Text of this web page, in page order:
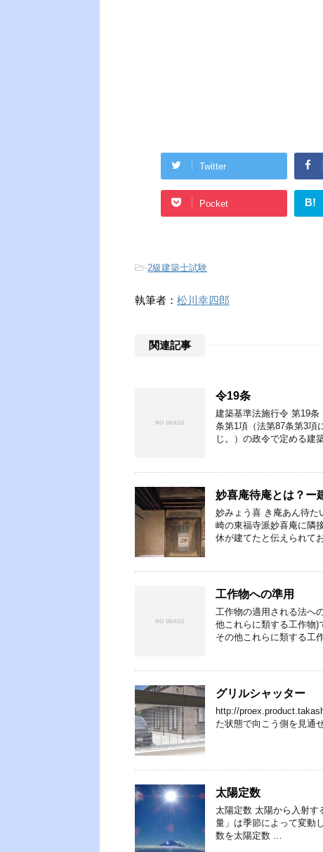
Twitter
Pocket B!
-2級建築士試験
執筆者： 松川幸四郎
関連記事
令19条
建築基準法施行令 第19
条第1項（法第87条第3項
じ。）の政令で定める建
妙喜庵待庵とは？ー
妙みょう喜 き庵あん待た
崎の東福寺派妙喜庵に隣
休が建てたと伝えられて
工作物への準用
工作物の適用される法へ
他これらに類する工作物)
その他これらに類する工
グリルシャッター
http://
た状態で向こう側を見通
太陽定数
太陽定数 太陽から入射す
量」は季節によって変動
数を太陽定数 …